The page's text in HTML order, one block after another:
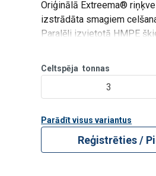
Oriģinālā Extreema®
izstrādāta smagiem
Paralēli izvietotā HMPE
Celtspēja tonnas
3
Parādīt visus variantus
Reģistrēties /